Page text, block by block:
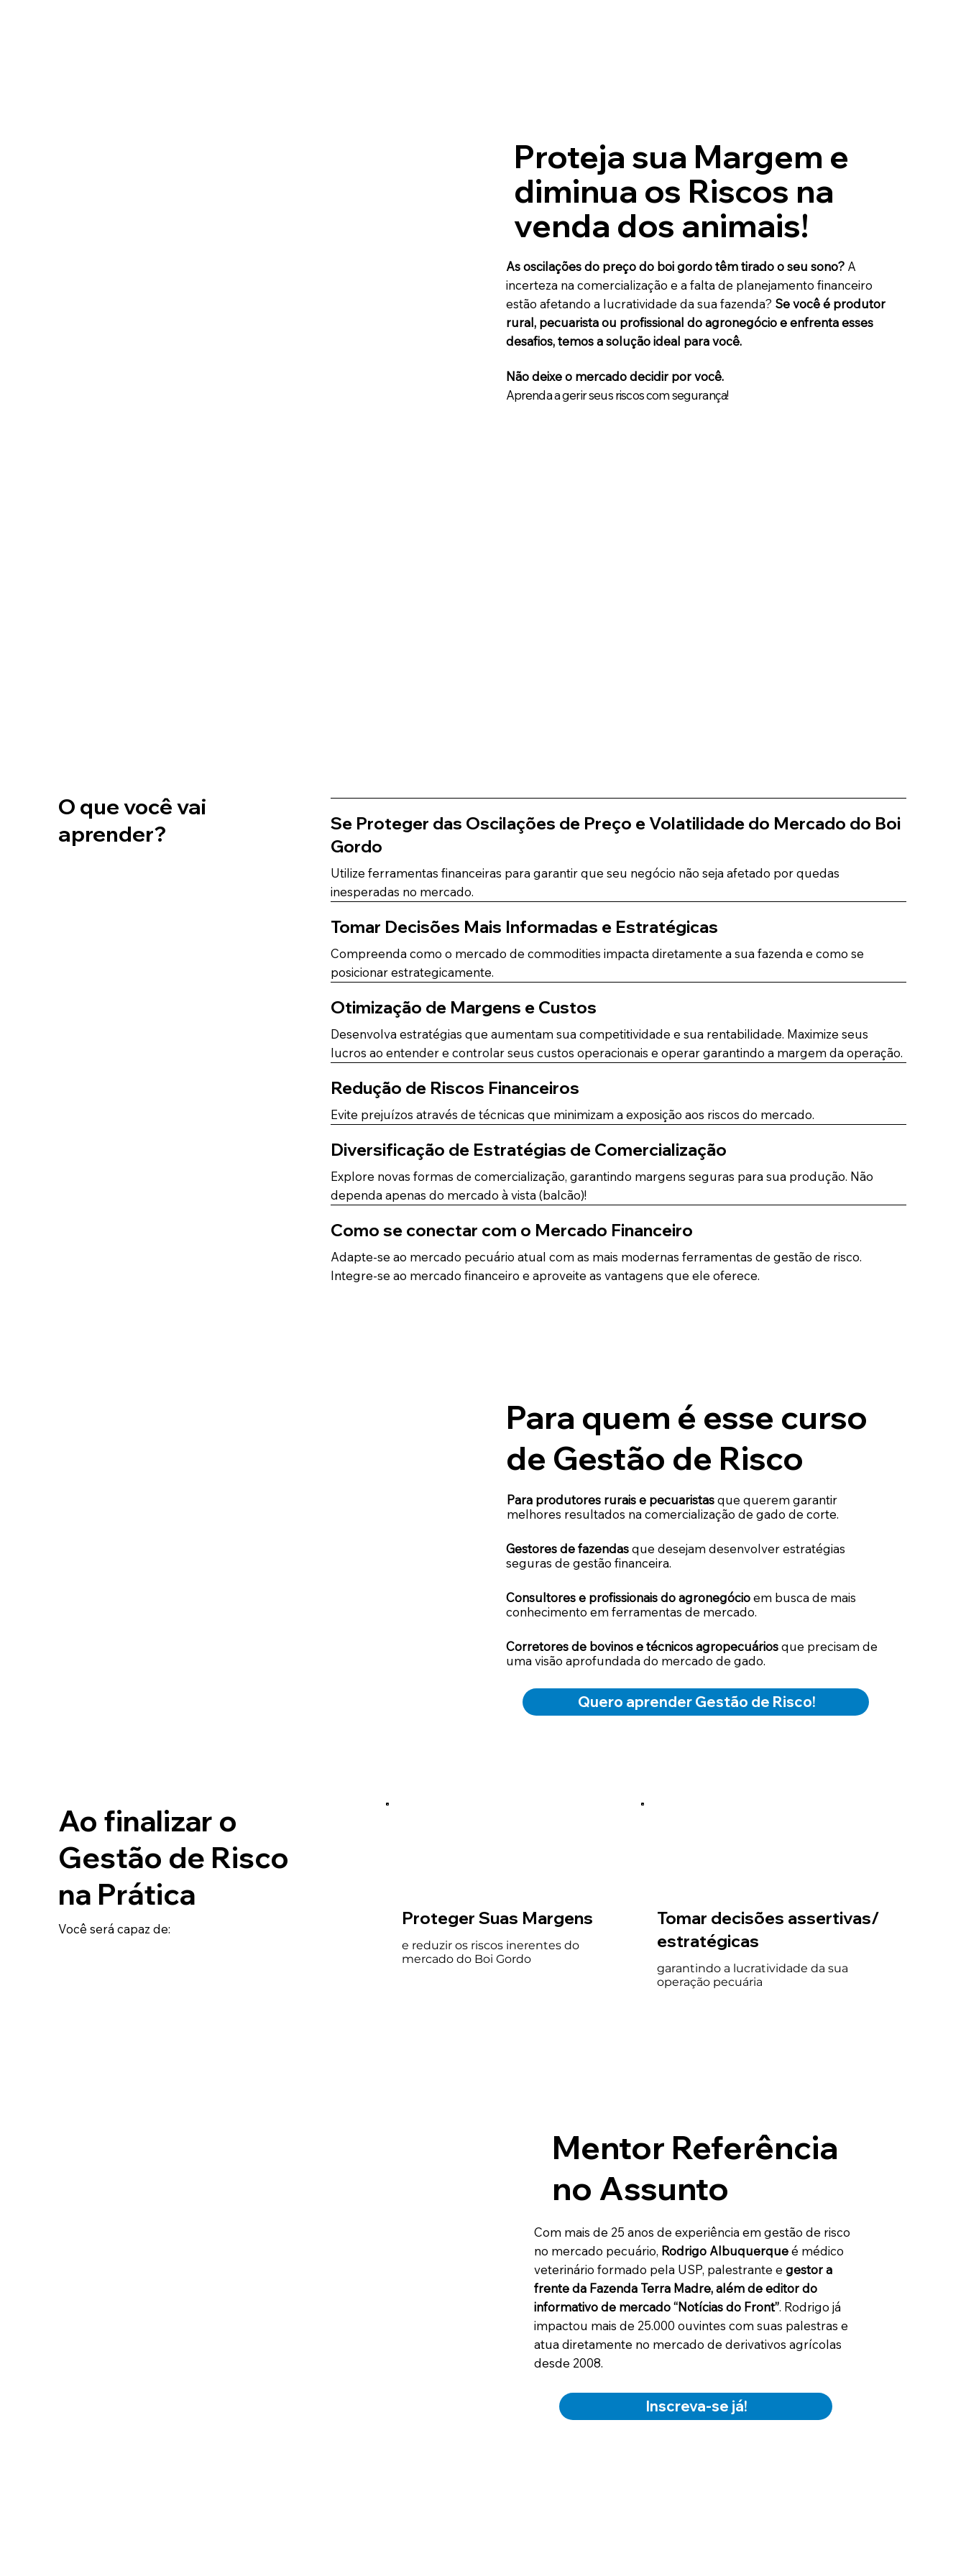
Proteja sua Margem e
diminua os Riscos na
venda dos animais!
As oscilações do preço do boi gordo têm tirado o seu sono?A
incerteza na comercialização e a falta de planejamento financeiro
estão afetando a lucratividade da sua fazenda? Se você é produtor
rural, pecuarista ou profissional do agronegócio e enfrenta esses
desafios, temos a solução ideal para você.
Não deixe o mercado decidir por você.
Aprenda a gerir seus riscos com segurança!
Para quem é esse curso
de Gestão de Risco
Para produtores rurais e pecuaristasque querem garantir
melhores resultados na comercialização de gado de corte.
Quero aprender Gestão de Risco!
Gestores de fazendasque desejam desenvolver estratégias
seguras de gestão financeira.
Consultores e profissionais do agronegócioem busca de mais
conhecimento em ferramentas de mercado.
Corretores de bovinos e técnicos agropecuáriosque precisam de
uma visão aprofundada do mercado de gado.
Ao finalizar o
Gestão de Risco
na Prática
Você será capaz de:
Proteger Suas Margens
e reduzir os riscos inerentes do
mercado do Boi Gordo
Tomar decisões assertivas/
estratégicas
garantindo a lucratividade da sua
operação pecuária
Mentor Referência
no Assunto
Com mais de 25 anos de experiência em gestão de risco
no mercado pecuário, Rodrigo Albuquerqueé médico
veterinário formado pela USP, palestrante egestor a
frente da Fazenda Terra Madre, além de editor do
informativo de mercado “Notícias do Front”. Rodrigo já
impactou mais de 25.000 ouvintes com suas palestras e
atua diretamente no mercado de derivativos agrícolas
desde 2008.
Inscreva-se já!
O que você vai
aprender?
Se Proteger das Oscilações de Preço e Volatilidade do Mercado do Boi
Gordo
Utilize ferramentas financeiras para garantir que seu negócio não seja afetado por quedas
inesperadas no mercado.
Tomar Decisões Mais Informadas e Estratégicas
Compreenda como o mercado de commodities impacta diretamente a sua fazenda e como se
posicionar estrategicamente.
Otimização de Margens e Custos
Desenvolva estratégias que aumentam sua competitividade e sua rentabilidade. Maximize seus
lucros ao entender e controlar seus custos operacionais e operar garantindo a margem da operação.
Redução de Riscos Financeiros
Evite prejuízos através de técnicas que minimizam a exposição aos riscos do mercado.
Diversificação de Estratégias de Comercialização
Explore novas formas de comercialização, garantindo margens seguras para sua produção. Não
dependa apenas do mercado à vista (balcão)!
Como se conectar com o Mercado Financeiro
Adapte-se ao mercado pecuário atual com as mais modernas ferramentas de gestão de risco.
Integre-se ao mercado financeiro e aproveite as vantagens que ele oferece.